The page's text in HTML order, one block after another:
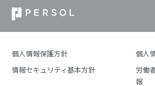
個人情報保護方針
個人
情報セキュリティ基本方針
労働
報